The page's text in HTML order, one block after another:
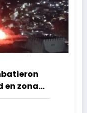
en zona